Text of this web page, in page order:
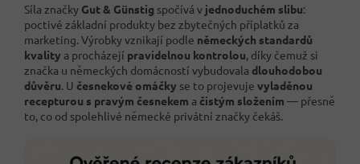
Síla značky Gut & Günstig spočívá v jednoduchém slibu:
poctivé základní produkty bez zbytečných příplatků za
marketing. Výrobky vznikají podle německých standardů
kvality a procházejí pravidelnou kontrolou, díky čemuž si
značka u německých domácností vybudovala dlouhodobou
důvěru. U česnekové omáčky se to projevuje vyladěnou
recepturou s pravým česnekem a čistým složením — přesně
to, co od spolehlivé německé privátní značky čekáš.